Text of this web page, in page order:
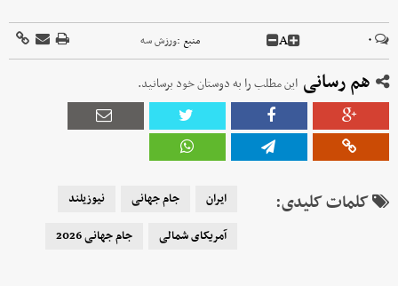
۰ A منبع :ورزش سه
هم رسانی این مطلب را به دوستان خود برسانید.
کلمات کلیدی: ایران جام جهانی
نیوزیلند
آمریکای شمالی
جام جهانی 2026